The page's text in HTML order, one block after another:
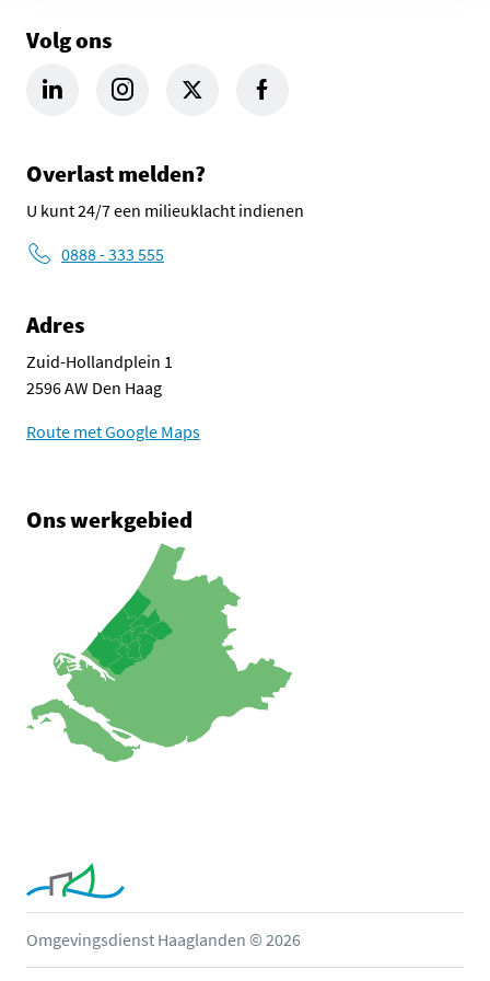
Volg ons
LinkedIn Omgevingsdienst Haaglanden (opent in een nieuw
Instagram Omgevingsdienst Haaglanden (opent in
X Omgevingsdienst Haaglanden (opent in
Facebook Omgevingsdienst
Overlast melden?
U kunt 24/7 een milieuklacht indienen
0888 - 333 555
Adres
Zuid-Hollandplein 1
2596 AW Den Haag
Route met Google Maps
Ons werkgebied
Omgevingsdienst Haaglanden © 2026